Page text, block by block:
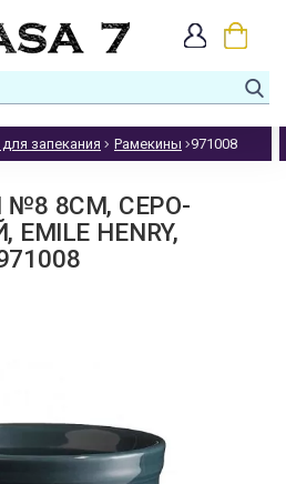
запекания Рамекины 971008
№8 8СМ, СЕРО-
HENRY,